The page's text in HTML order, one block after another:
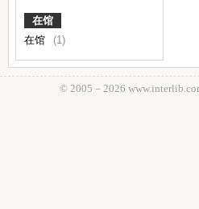
在馆
在馆
(1)
© 2005－ 2026